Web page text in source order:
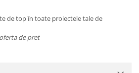
de top în toate proiectele tale de
de pret